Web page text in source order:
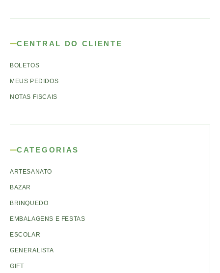
CENTRAL DO CLIENTE
BOLETOS
MEUS PEDIDOS
NOTAS FISCAIS
CATEGORIAS
ARTESANATO
BAZAR
BRINQUEDO
EMBALAGENS E FESTAS
ESCOLAR
GENERALISTA
GIFT